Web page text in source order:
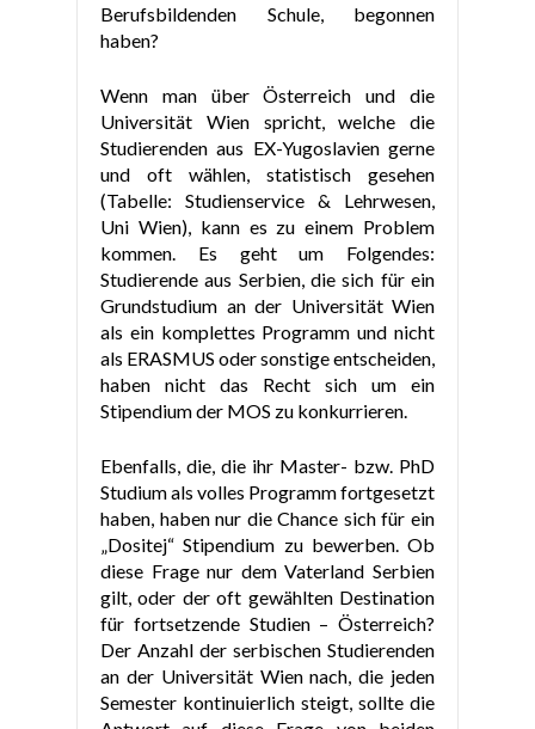
Berufsbildenden Schule, begonnen
haben?
Wenn man über Österreich und die
Universität Wien spricht, welche die
Studierenden aus EX-Yugoslavien gerne
und oft wählen, statistisch gesehen
(Tabelle: Studienservice & Lehrwesen,
Uni Wien), kann es zu einem Problem
kommen. Es geht um Folgendes:
Studierende aus Serbien, die sich für ein
Grundstudium an der Universität Wien
als ein komplettes Programm und nicht
als ERASMUS oder sonstige entscheiden,
haben nicht das Recht sich um ein
Stipendium der MOS zu konkurrieren.
Ebenfalls, die, die ihr Master- bzw. PhD
Studium als volles Programm fortgesetzt
haben, haben nur die Chance sich für ein
„Dositej“ Stipendium zu bewerben. Ob
diese Frage nur dem Vaterland Serbien
gilt, oder der oft gewählten Destination
für fortsetzende Studien – Österreich?
Der Anzahl der serbischen Studierenden
an der Universität Wien nach, die jeden
Semester kontinuierlich steigt, sollte die